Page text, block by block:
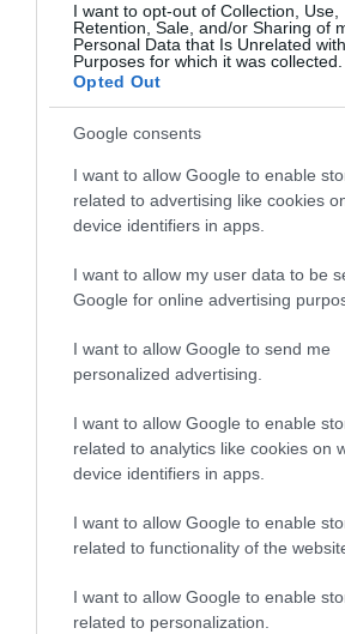
I want to opt-out of Collection, Use,
Retention, Sale, and/or Sharing of
Personal Data that Is Unrelated
Purposes for which it was collected.
Opted Out
Google consents
I want to allow Google to enable
related to advertising like cookies
device identifiers in apps.
I want to allow my user data to be
Google for online advertising
I want to allow Google to send me
personalized advertising.
I want to allow Google to enable
related to analytics like cookies on
device identifiers in apps.
I want to allow Google to enable
related to functionality of the
I want to allow Google to enable
related to personalization.
31.07.2026 03:05
Εκεί που κρύβεται ο
ΔΗΜΟΦΙΛΗ